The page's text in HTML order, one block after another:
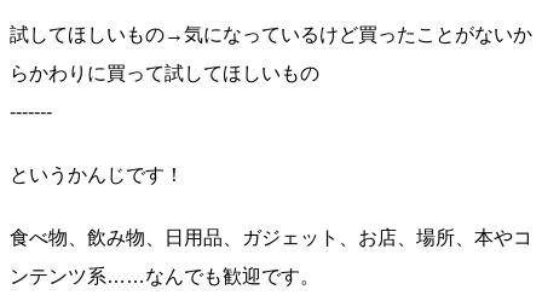
試してほしいもの→気になっているけど買ったことがないか
らかわりに買って試してほしいもの
-------
というかんじです！
食べ物、飲み物、日用品、ガジェット、お店、場所、本やコ
ンテンツ系……なんでも歓迎です。